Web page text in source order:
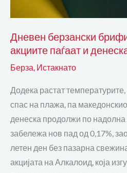
Дневен берзански
акциите паѓаат и
Берза, Истакнато
Додека растат
спас на плажа, па
денеска продолжи по
забележа нов пад од 0,17%,
летен ден без пазарна
акцијата на Алкалоид, која